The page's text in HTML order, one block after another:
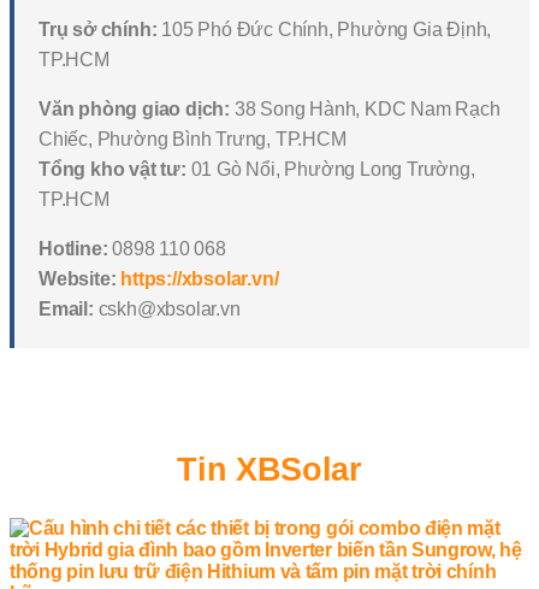
Trụ sở chính: 105 Phó Đức Chính, Phường Gia Định,
TP.HCM
Văn phòng giao dịch: 38 Song Hành, KDC Nam Rạch
Chiếc, Phường Bình Trưng, TP.HCM
Tổng kho vật tư: 01 Gò Nổi, Phường Long Trường,
TP.HCM
Hotline: 0898 110 068
Website: https://xbsolar.vn/
Email: cskh@xbsolar.vn
Tin XBSolar